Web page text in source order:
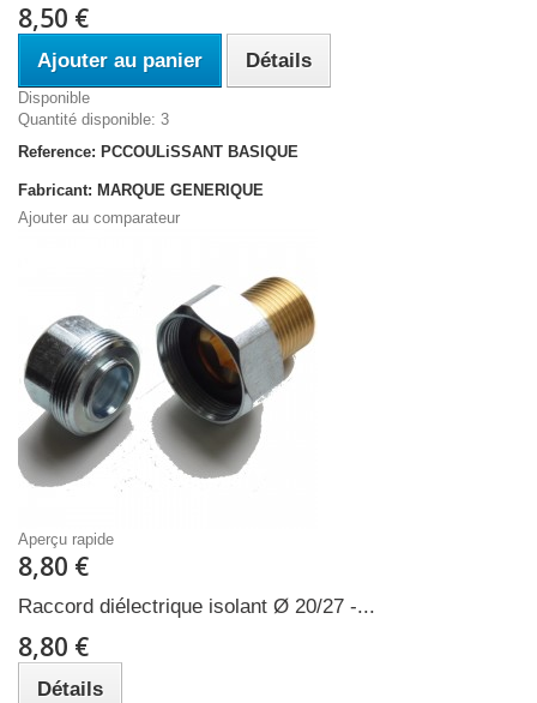
8,50 €
Ajouter au panier Détails
Disponible
Quantité disponible: 3
Reference: PCCOULiSSANT BASIQUE
Fabricant: MARQUE GENERIQUE
Ajouter au comparateur
Aperçu rapide
8,80 €
Raccord diélectrique isolant Ø 20/27 -...
8,80 €
Détails